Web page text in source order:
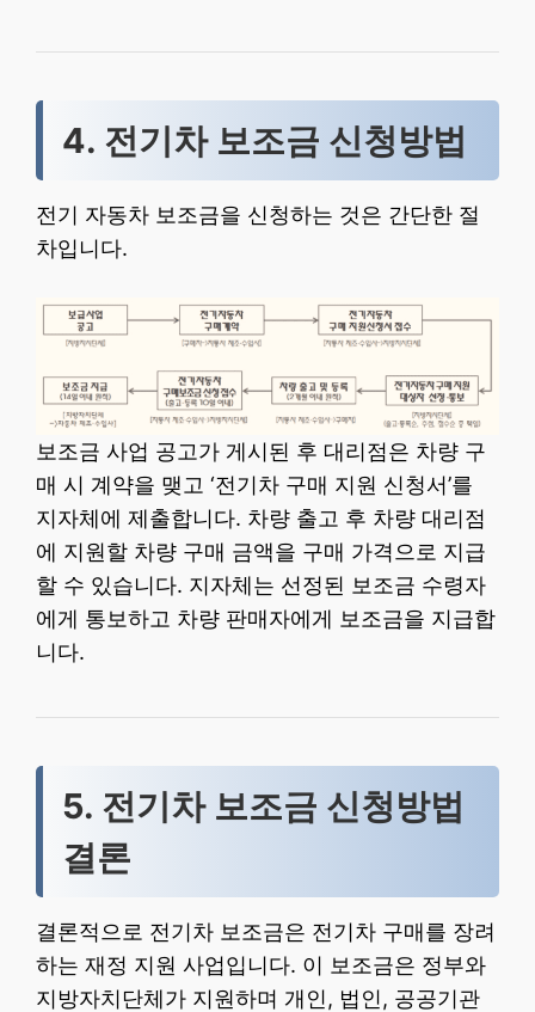
4. 전기차 보조금 신청방법
전기 자동차 보조금을 신청하는 것은 간단한 절
차입니다.
보조금 사업 공고가 게시된 후 대리점은 차량 구
매 시 계약을 맺고 ‘전기차 구매 지원 신청서’를
지자체에 제출합니다. 차량 출고 후 차량 대리점
에 지원할 차량 구매 금액을 구매 가격으로 지급
할 수 있습니다. 지자체는 선정된 보조금 수령자
에게 통보하고 차량 판매자에게 보조금을 지급합
니다.
5. 전기차 보조금 신청방법
결론
결론적으로 전기차 보조금은 전기차 구매를 장려
하는 재정 지원 사업입니다. 이 보조금은 정부와
지방자치단체가 지원하며 개인, 법인, 공공기관